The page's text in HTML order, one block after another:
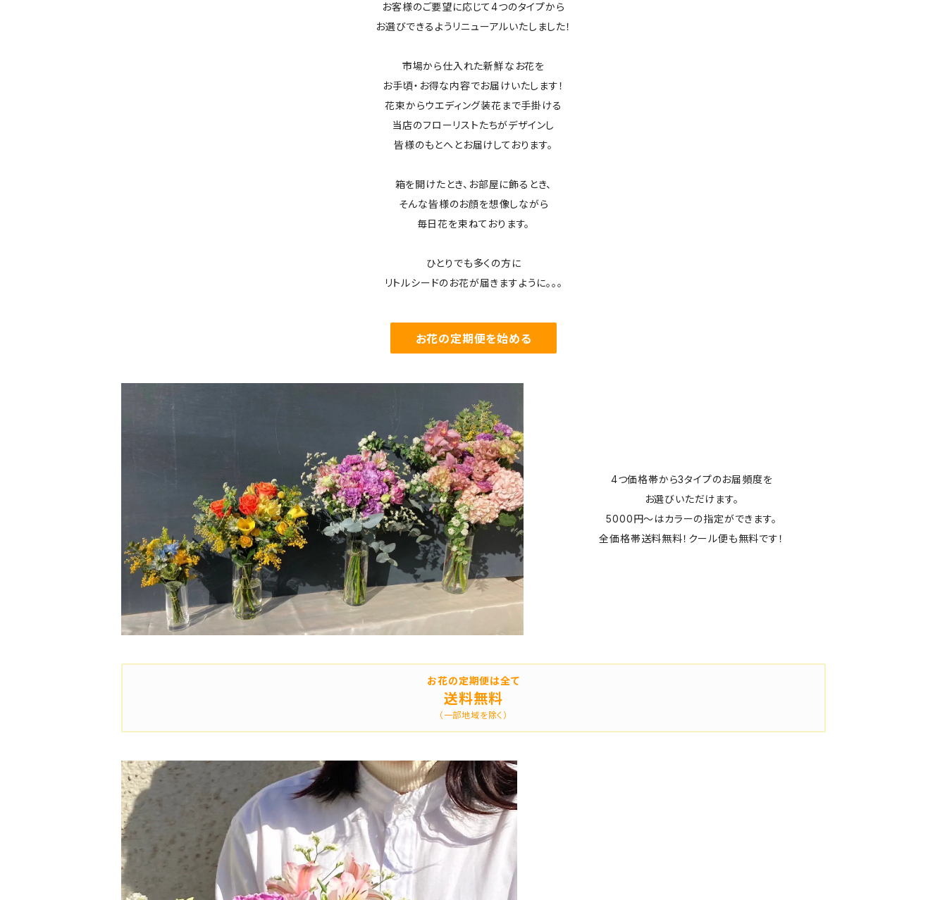
お客様のご要望に応じて4つのタイプから
お選びできるようリニューアルいたしました！
市場から仕入れた新鮮なお花を
お手頃・お得な内容でお届けいたします！
花束からウエディング装花まで手掛ける
当店のフローリストたちがデザインし
皆様のもとへとお届けしております。
箱を開けたとき、お部屋に飾るとき、
そんな皆様のお顔を想像しながら
毎日花を束ねております。
ひとりでも多くの方に
リトルシードのお花が届きますように。。。
お花の定期便を始める
4つ価格帯から3タイプのお届頻度を
お選びいただけます。
5000円～はカラーの指定ができます。
全価格帯送料無料！クール便も無料です！
お花の定期便は全て
送料無料
（一部地域を除く）